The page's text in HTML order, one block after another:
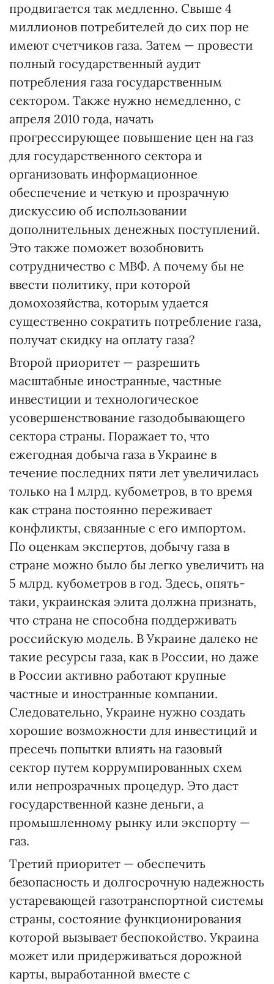
продвигается так медленно. Свыше 4
миллионов потребителей до сих пор не
имеют счетчиков газа. Затем — провести
полный государственный аудит
потребления газа государственным
сектором. Также нужно немедленно, с
апреля 2010 года, начать
прогрессирующее повышение цен на газ
для государственного сектора и
организовать информационное
обеспечение и четкую и прозрачную
дискуссию об использовании
дополнительных денежных поступлений.
Это также поможет возобновить
сотрудничество с МВФ. А почему бы не
ввести политику, при которой
домохозяйства, которым удается
существенно сократить потребление газа,
получат скидку на оплату газа?
Второй приоритет — разрешить
масштабные иностранные, частные
инвестиции и технологическое
усовершенствование газодобывающего
сектора страны. Поражает то, что
ежегодная добыча газа в Украине в
течение последних пяти лет увеличилась
только на 1 млрд. кубометров, в то время
как страна постоянно переживает
конфликты, связанные с его импортом.
По оценкам экспертов, добычу газа в
стране можно было бы легко увеличить на
5 млрд. кубометров в год. Здесь, опять-
таки, украинская элита должна признать,
что страна не способна поддерживать
российскую модель. В Украине далеко не
такие ресурсы газа, как в России, но даже
в России активно работают крупные
частные и иностранные компании.
Следовательно, Украине нужно создать
хорошие возможности для инвестиций и
пресечь попытки влиять на газовый
сектор путем коррумпированных схем
или непрозрачных процедур. Это даст
государственной казне деньги, а
промышленному рынку или экспорту —
газ.
Третий приоритет — обеспечить
безопасность и долгосрочную надежность
устаревающей газотранспортной системы
страны, состояние функционирования
которой вызывает беспокойство. Украина
может или придерживаться дорожной
карты, выработанной вместе с